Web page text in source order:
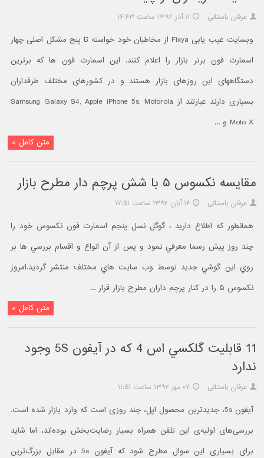
عرفان باستانی ۱۱ آذر ۱۳۹۲ ساعت ۱۶:۴۳
وبسایت عیب یابی Fixya از مخاطبان خود خواسته تا پنج مشکل اصلی چهار
اسمارت فون برتر بازار را اعلام کنند. این اسمارت فون ها که برترین
دستگاههای این روزهای بازار هستند و در کشورهای مختلف طرفداران
بسیاری دارند عبارتند از Samsung Galaxy S4, Apple iPhone 5s, Motorola
Moto X و ...
متن کامل »
مقايسه نکسوس ۵ با شش پرچم دار مطرح بازار
عرفان باستانی ۱۶ آبان ۱۳۹۲ ساعت ۱۷:۵۱
همانطور که اطلاع داريد ، گوگل نسل پنجم اسمارت فون نکسوس خود را
چند روز پيش رسما معرفي نمود و پس از آن انواع و اقسام بررسي ها بر
روي اين گوشي جديد توسط وب سايت هاي مختلف منتشر گرديد.امروز
نکسوس ۵ را در کنار پرچم داران مطرح بازار قرار ...
متن کامل »
11 قابليت گلکسي اس 4 که در آيفون 5S وجود
ندارد
عرفان باستانی ۰۷ مهر ۱۳۹۲ ساعت ۱۱:۵۱
آیفون 5s، جدیدترین محصول اپل، چند روزی است که وارد بازار شده است.
بررسی‌های اولیه‌ی این تلفن همراه بسیار رضایت‌بخش بوده‌اند، اما شاید
برای بسیاری این سوال مطرح شود که آیفون 5s در مقابل بزرگ‌ترین